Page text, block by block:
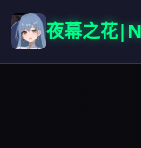
夜幕之花